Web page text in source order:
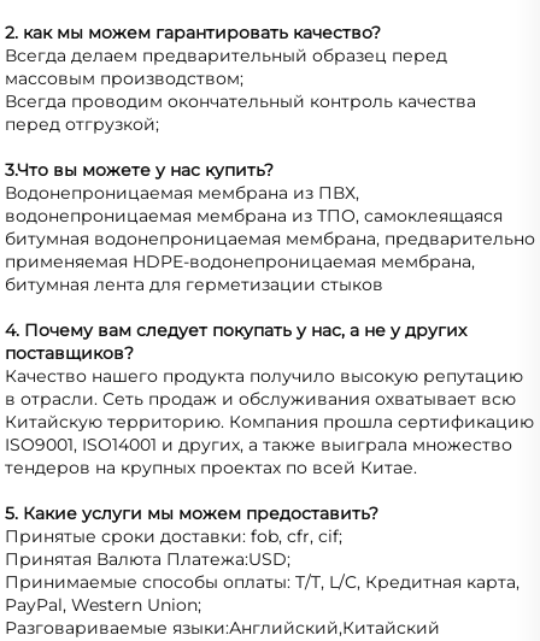
2. как мы можем гарантировать качество?
Всегда делаем предварительный образец перед
массовым производством;
Всегда проводим окончательный контроль качества
перед отгрузкой;
3.Что вы можете у нас купить?
Водонепроницаемая мембрана из ПВХ,
водонепроницаемая мембрана из ТПО, самоклеящаяся
битумная водонепроницаемая мембрана, предварительно
применяемая HDPE-водонепроницаемая мембрана,
битумная лента для герметизации стыков
4. Почему вам следует покупать у нас, а не у других
поставщиков?
Качество нашего продукта получило высокую репутацию
в отрасли. Сеть продаж и обслуживания охватывает всю
Китайскую территорию. Компания прошла сертификацию
ISO9001, ISO14001 и других, а также выиграла множество
тендеров на крупных проектах по всей Китае.
5. Какие услуги мы можем предоставить?
Принятые сроки доставки: fob, cfr, cif;
Принятая Валюта Платежа:USD;
Принимаемые способы оплаты: T/T, L/C, Кредитная карта,
PayPal, Western Union;
Разговариваемые языки:Английский,Китайский